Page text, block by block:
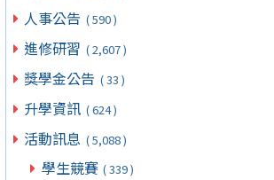
人事公告 ( 590 )
進修研習 ( 2,607 )
獎學金公告 ( 33 )
升學資訊 ( 624 )
活動訊息 ( 5,088 )
學生競賽 ( 339 )